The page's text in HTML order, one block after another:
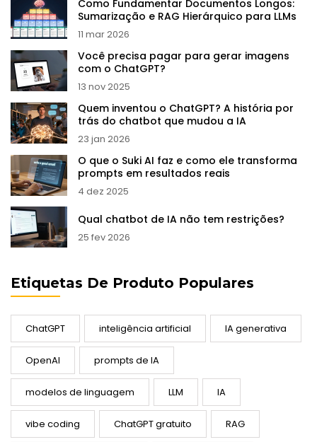
Como Fundamentar Documentos Longos:
Sumarização e RAG Hierárquico para LLMs
11 mar 2026
Você precisa pagar para gerar imagens
com o ChatGPT?
13 nov 2025
Quem inventou o ChatGPT? A história por
trás do chatbot que mudou a IA
23 jan 2026
O que o Suki AI faz e como ele transforma
prompts em resultados reais
4 dez 2025
Qual chatbot de IA não tem restrições?
25 fev 2026
Etiquetas De Produto Populares
ChatGPT inteligência artificial IA generativa
OpenAI prompts de IA
modelos de linguagem LLM IA
vibe coding ChatGPT gratuito RAG